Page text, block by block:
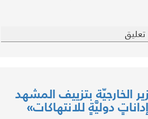
الخارجيّة بتزييف المشهد
دوليَّةٍ للانتهاكات»